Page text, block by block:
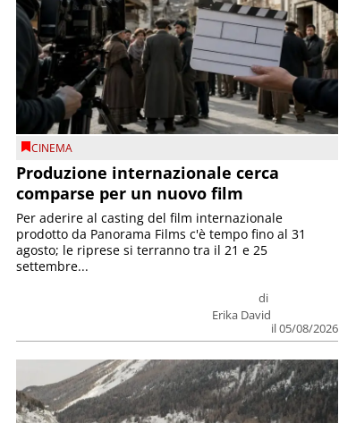
CINEMA
Produzione internazionale cerca
comparse per un nuovo film
di
Erika David
il 05/08/2026
Per aderire al casting del film internazionale
prodotto da Panorama Films c'è tempo fino al 31
agosto; le riprese si terranno tra il 21 e 25
settembre...